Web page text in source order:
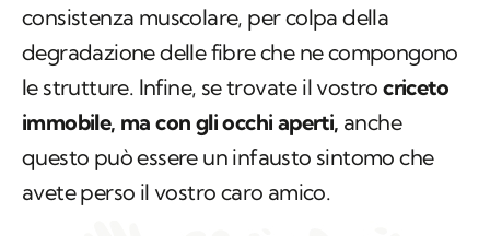
consistenza muscolare, per colpa della
degradazione delle fibre che ne compongono
le strutture. Infine, se trovate il vostro criceto
immobile, ma con gli occhi aperti, anche
questo può essere un infausto sintomo che
avete perso il vostro caro amico.